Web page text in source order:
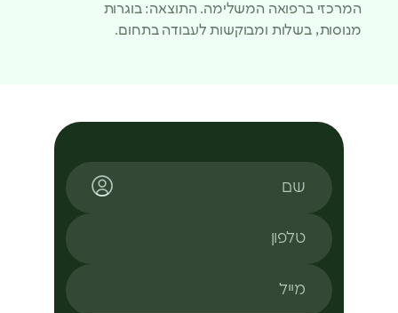
המרכזי ברפואה המשלימה. התוצאה: בוגרות
מנוסות, בשלות ומבוקשות לעבודה בתחום.
שם
טלפון
מייל